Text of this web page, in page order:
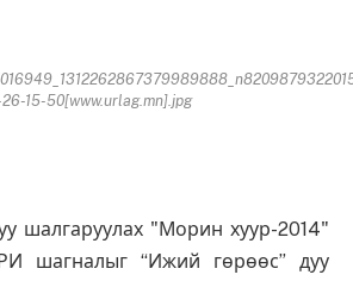
15-50[www.urlag.mn].jpg
шалгаруулах "Морин хуур-2014"
шагналыг “Ижий гөрөөс” дуу